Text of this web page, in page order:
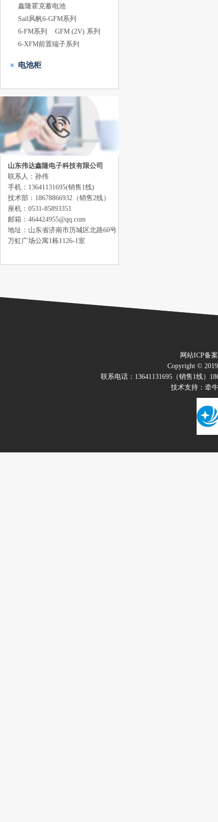
鑫隆霍克蓄电池
Sail风帆6-GFM系列
6-FM系列
GFM (2V) 系列
6-XFM前置端子系列
电池柜
山东伟达鑫隆电子科技有限公司
联系人：孙伟
手机：13641131695(销售1线)
技术部：18678866932（销售2线）
座机：0531-85893351
邮箱：464424955@qq.com
地址：山东省济南市历城区北路60号
万虹广场公寓1栋1126-1室
网站ICP备
Copyright ©
联系电话：13641131695（销售1线）
技术支持：牵